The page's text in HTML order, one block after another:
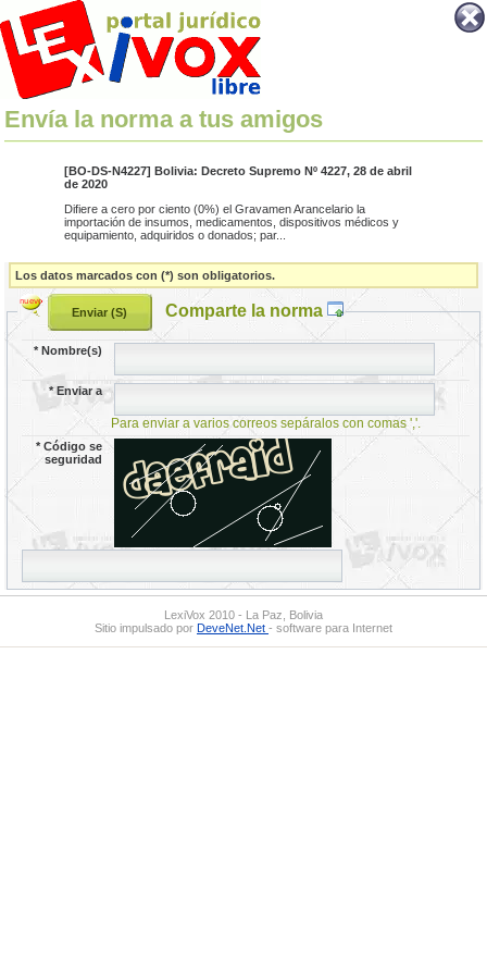
Envía la norma a tus amigos
[BO-DS-N4227] Bolivia: Decreto Supremo Nº 4227, 28 de abril
de 2020
Difiere a cero por ciento (0%) el Gravamen Arancelario la
importación de insumos, medicamentos, dispositivos médicos y
equipamiento, adquiridos o donados; par...
Los datos marcados con (*) son obligatorios.
Comparte la norma
*Nombre(s)
*Enviar a
Para enviar a varios correos sepáralos con comas ','.
*Código se
seguridad
LexiVox 2010 - La Paz, Bolivia
Sitio impulsado por DeveNet.Net - software para Internet